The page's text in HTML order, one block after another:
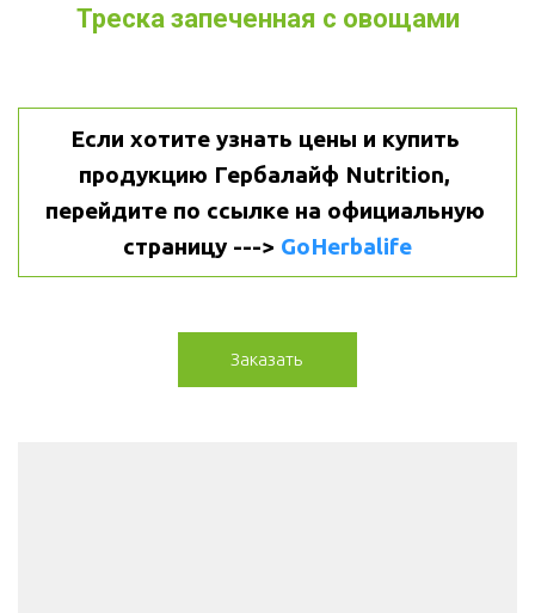
Треска запеченная с овощами
Если хотите узнать цены и купить
продукцию Гербалайф Nutrition,
перейдите по ссылке на официальную
страницу ---> GoHerbalife
Заказать